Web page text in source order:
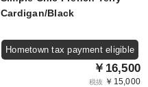
Cardigan/Black
Hometown tax payment eligible
￥16,500
税抜 ￥15,000